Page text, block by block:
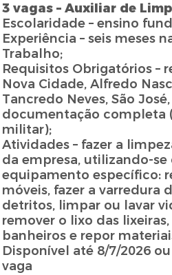
3 vagas – Auxiliar de
Escolaridade – ensino
Experiência – seis meses
Trabalho;
Requisitos Obrigatórios –
Nova Cidade, Alfredo
Tancredo Neves, São
documentação completa
militar);
Atividades – fazer a
da empresa, utilizando-
equipamento específico:
móveis, fazer a varredura
detritos, limpar ou lavar
remover o lixo das
banheiros e repor
Disponível até 8/7/2026
vaga